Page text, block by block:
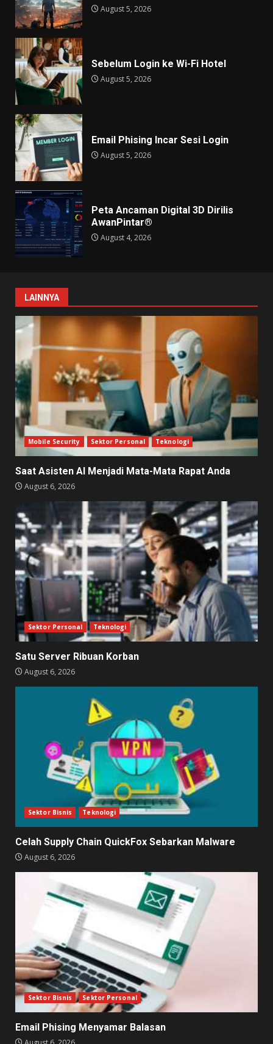
August 5, 2026
Sebelum Login ke Wi-Fi Hotel
August 5, 2026
Email Phising Incar Sesi Login
August 5, 2026
Peta Ancaman Digital 3D Dirilis
AwanPintar®
August 4, 2026
LAINNYA
Mobile Security Sektor Personal Teknologi
Saat Asisten AI Menjadi Mata-Mata Rapat Anda
August 6, 2026
Sektor Personal Teknologi
Satu Server Ribuan Korban
August 6, 2026
Sektor Bisnis Teknologi
Celah Supply Chain QuickFox Sebarkan Malware
August 6, 2026
Sektor Bisnis Sektor Personal
Email Phising Menyamar Balasan